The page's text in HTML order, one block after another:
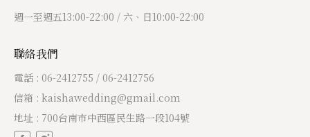
週一至週五13:00-22:00 / 六、日10:00-22:00
聯絡我們
電話 : 06-2412755 / 06-2412756
信箱 : kaishawedding@gmail.com
地址 : 700台南市中西區民生路一段104號